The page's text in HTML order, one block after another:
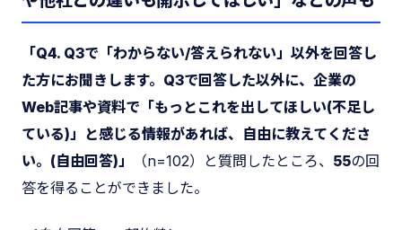
「Q4. Q3で「わからない/答えられない」以外を回答し
た方にお聞きします。Q3で回答した以外に、企業の
Web記事や資料で「もっとこれを出してほしい(不足し
ている)」と感じる情報があれば、自由に教えてくださ
い。(自由回答)」
（n=102）と質問したところ、 55の回
答を得ることができました。